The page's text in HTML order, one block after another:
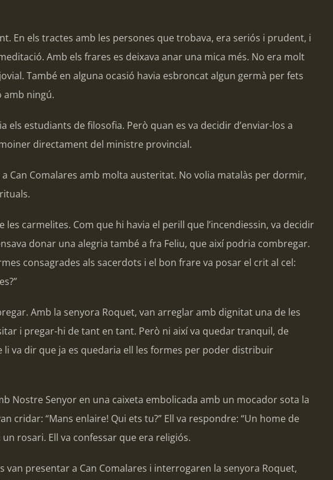
En els tractes amb les persones que trobava, era seriós i prudent, i
Amb els frares es deixava anar una mica més. No era molt
També en alguna ocasió havia esbroncat algun germà per fets
amb ningú.
els estudiants de filosofia. Però quan es va decidir d’enviar-los a
directament del ministre provincial.
Can Comalares amb molta austeritat. No volia matalàs per dormir,
carmelites. Com que hi havia el perill que l’incendiessin, va decidir
donar una alegria també a fra Feliu, que així podria combregar.
consagrades als sacerdots i el bon frare va posar el crit al cel:
Amb la senyora Roquet, van arreglar amb dignitat una de les
i pregar-hi de tant en tant. Però ni així va quedar tranquil, de
va dir que ja es quedaria ell les formes per poder distribuir
Nostre Senyor en una caixeta embolicada amb un mocador sota la
cridar: “Mans enlaire! Qui ets tu?” Ell va respondre: “Un home de
rosari. Ell va confessar que era religiós.
presentar a Can Comalares i interrogaren la senyora Roquet,